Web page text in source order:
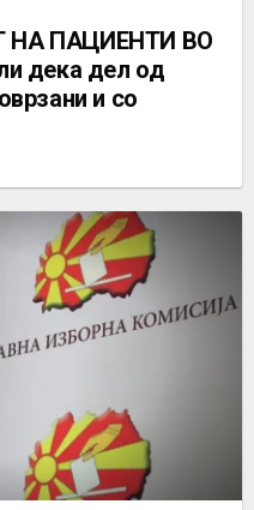
НА ПАЦИЕНТИ ВО
дека дел од
и со